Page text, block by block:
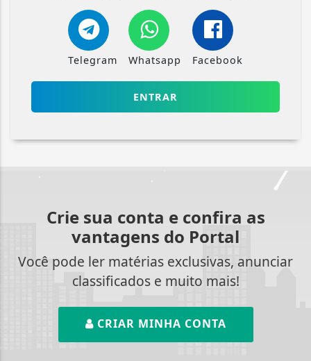
Telegram Whatsapp Facebook
ENTRAR
Crie sua conta e confira as
vantagens do Portal
Você pode ler matérias exclusivas, anunciar
classificados e muito mais!
CRIAR MINHA CONTA